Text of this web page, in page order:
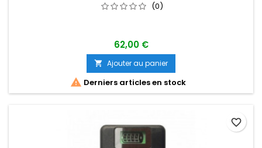
(0)
62,00 €
 Ajouter au panier
 Derniers articles en stock
favorite_border